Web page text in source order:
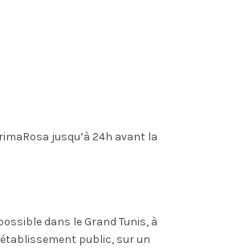
jusqu’à 24h avant la
dans le Grand Tunis, à
établissement public, sur un